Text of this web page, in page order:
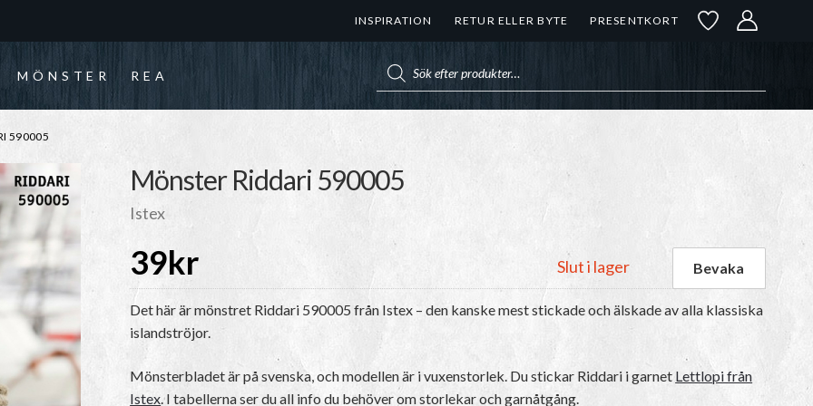
INSPIRATION RETUR ELLER BYTE PRESENTKORT
MÖNSTER REA
590005
Mönster Riddari 590005
Istex
39kr Slut i lager
Det här är mönstret Riddari 590005från Istex – den kanske mest stickade och älskade av alla klassiska
islandströjor.
Mönsterbladet är på svenska, och modellen är i vuxenstorlek. Du stickar Riddari i garnet Lettlopi från
Istex. I tabellerna ser du all info du behöver om storlekar och garnåtgång.